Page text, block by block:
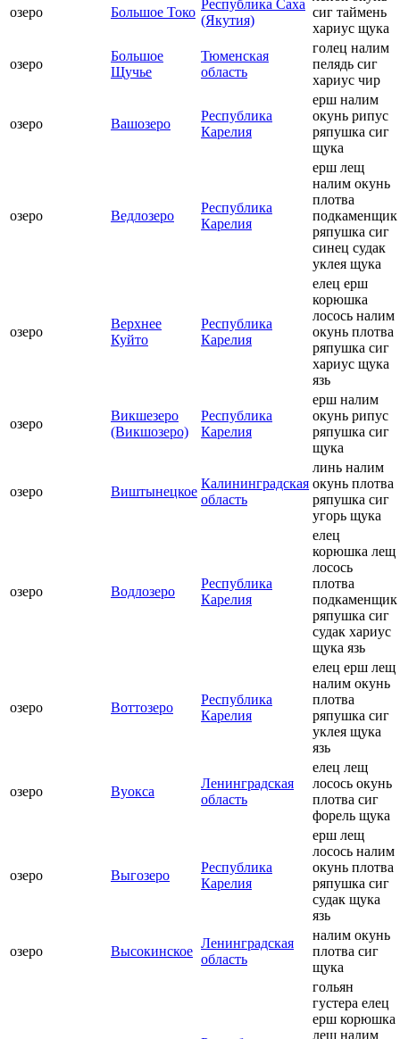
озеро Большое Токо
Республика Саха
(Якутия)
сиг таймень
хариус щука
озеро
Большое
Щучье
Тюменская
область
голец налим
пелядь сиг
хариус чир
озеро Вашозеро
Республика
Карелия
ерш налим
окунь рипус
ряпушка сиг
щука
озеро Ведлозеро
Республика
Карелия
ерш лещ
налим окунь
плотва
подкаменщик
ряпушка сиг
синец судак
уклея щука
озеро
Верхнее
Куйто
Республика
Карелия
елец ерш
корюшка
лосось налим
окунь плотва
ряпушка сиг
хариус щука
язь
озеро
Викшезеро
(Викшозеро)
Республика
Карелия
ерш налим
окунь рипус
ряпушка сиг
щука
озеро Виштынецкое
Калининградская
область
линь налим
окунь плотва
ряпушка сиг
угорь щука
озеро Водлозеро
Республика
Карелия
елец
корюшка лещ
лосось
плотва
подкаменщик
ряпушка сиг
судак хариус
щука язь
озеро Воттозеро
Республика
Карелия
елец ерш лещ
налим окунь
плотва
ряпушка сиг
уклея щука
язь
озеро Вуокса
Ленинградская
область
елец лещ
лосось окунь
плотва сиг
форель щука
озеро Выгозеро
Республика
Карелия
ерш лещ
лосось налим
окунь плотва
ряпушка сиг
судак щука
язь
озеро Высокинское
Ленинградская
область
налим окунь
плотва сиг
щука
гольян
густера елец
ерш корюшка
лещ налим